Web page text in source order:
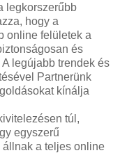
legkorszerűbb
hogy a
online felületek a
és
legújabb trendek és
Partnerünk
kínálja
túl,
egyszerű
a teljes online